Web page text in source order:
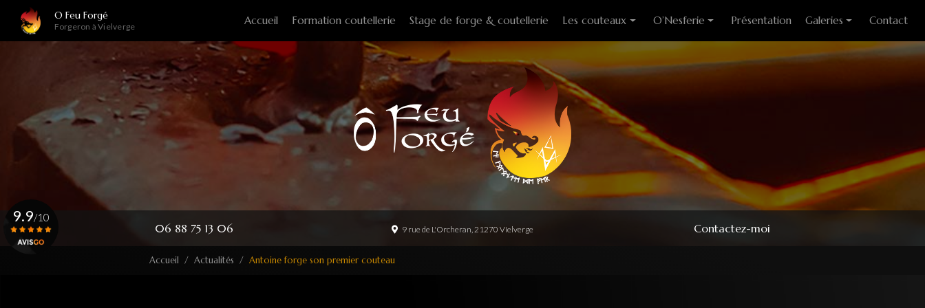
contenu
O Feu Forgé
Forgeron à Vielverge Accueil Formation coutellerie Stage de forge & coutellerie Les couteaux
Couteaux fixes
Couteaux pliants
Couteaux de cuisine
Couteaux de table
Couteaux à huitre
Tire-bouchons
Option
O’Nesferie
Encens Artisanal
Présentation Galeries
Photo des stages
Contact
06 88 75 13 06 9 rue de L'Orcheran, 21270 Vielverge Contactez-moi
9.9/10
Accueil Actualités Antoine forge son premier couteau